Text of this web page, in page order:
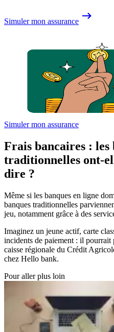
Simuler mon assurance
Simuler mon assurance
Frais bancaires : les
traditionnelles ont-
dire ?
Même si les banques en ligne
banques traditionnelles
jeu, notamment grâce à des
Imaginez un jeune actif, carte
incidents de paiement : il pourrait
caisse régionale du Crédit
chez Hello bank.
Pour aller plus loin